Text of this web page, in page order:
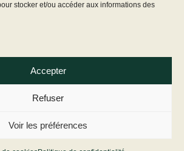
stocker et/ou accéder aux informations des
Accepter
Refuser
Voir les préférences
Gommage
Masque
Massage du visage